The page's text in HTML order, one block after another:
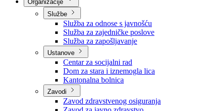
Nadležnosti
Sjednice Vlade
Službe
Služba za odnose s javnošću
Služba za zajedničke poslove
Služba za zapošljavanje
Ustanove
Centar za socijalni rad
Dom za stara i iznemogla lica
Kantonalna bolnica